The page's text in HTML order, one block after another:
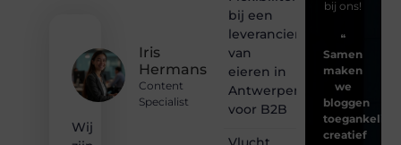
Iris
Hermans
Content
Specialist
Wij
bij een
leverancier
van
eieren in
Antwerpen
voor B2B
bij ons!
❝
Samen
maken
we
bloggen
toegankelijk,
creatief